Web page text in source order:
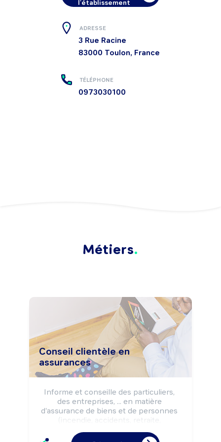
l'établissement
ADRESSE
3 Rue Racine
83000 Toulon, France
TÉLÉPHONE
0973030100
Métiers
Conseil clientèle en
assurances
Informe et conseille des particuliers,
des entreprises, ... en matière
d'assurance de biens et de personnes
(incendie, accidents, retraite,
produits et services selon la politique